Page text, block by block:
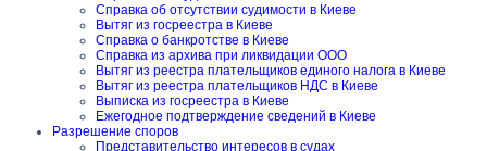
Справка об отсутствии судимости в Киеве
Вытяг из госреестра в Киеве
Справка о банкротстве в Киеве
Справка из архива при ликвидации ООО
Вытяг из реестра плательщиков единого налога в Киеве
Вытяг из реестра плательщиков НДС в Киеве
Выписка из госреестра в Киеве
Ежегодное подтверждение сведений в Киеве
Разрешение споров
Представительство интересов в судах